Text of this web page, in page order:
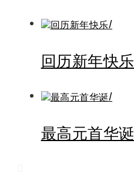
回历新年快乐
最高元首华诞